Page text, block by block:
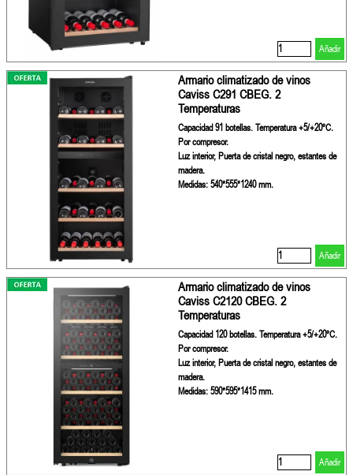
Añadir
Armario climatizado de vinos
Caviss C291 CBEG. 2
Temperaturas
Capacidad 91 botellas. Temperatura +5/+20ºC.
Por compresor.
Luz interior, Puerta de cristal negro, estantes de
madera.
Medidas: 540*555*1240 mm.
Añadir
Armario climatizado de vinos
Caviss C2120 CBEG. 2
Temperaturas
Capacidad 120 botellas. Temperatura +5/+20ºC.
Por compresor.
Luz interior, Puerta de cristal negro, estantes de
madera.
Medidas: 590*595*1415 mm.
Añadir